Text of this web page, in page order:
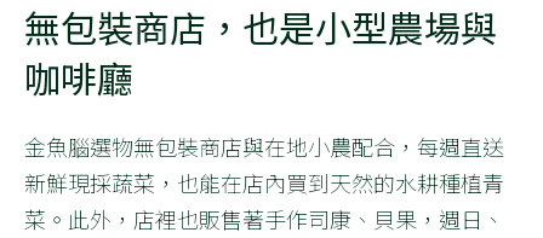
無包裝商店，也是小型農場與
咖啡廳
金魚腦選物無包裝商店與在地小農配合，每週直送
新鮮現採蔬菜，也能在店內買到天然的水耕種植青
菜。此外，店裡也販售著手作司康、貝果，週日、